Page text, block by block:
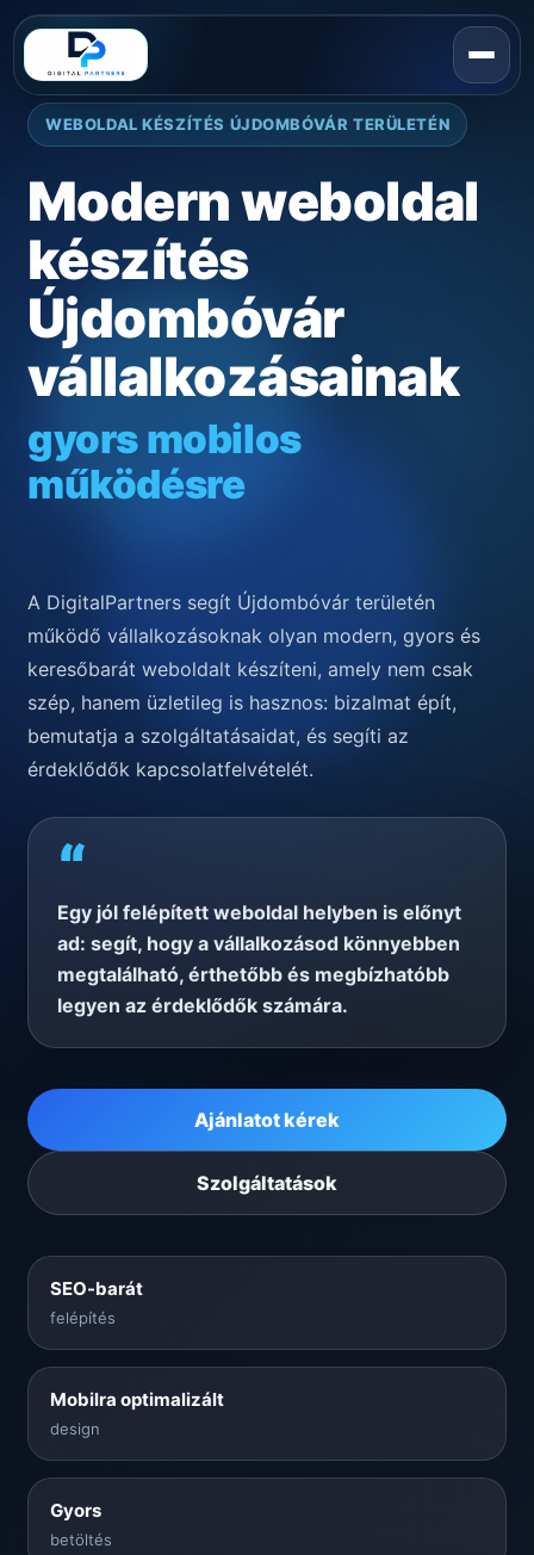
WEBOLDAL KÉSZÍTÉS ÚJDOMBÓVÁR TERÜLETÉN
Modern weboldal
készítés
Újdombóvár
vállalkozásainak
gyors mobilos
működésre
A DigitalPartners segít Újdombóvár területén
működő vállalkozásoknak olyan modern, gyors és
keresőbarát weboldalt készíteni, amely nem csak
szép, hanem üzletileg is hasznos: bizalmat épít,
bemutatja a szolgáltatásaidat, és segíti az
érdeklődők kapcsolatfelvételét.
“
Egy jól felépített weboldal helyben is előnyt
ad: segít, hogy a vállalkozásod könnyebben
megtalálható, érthetőbb és megbízhatóbb
legyen az érdeklődők számára.
Ajánlatot kérek
Szolgáltatások
SEO-barát
felépítés
Mobilra optimalizált
design
Gyors
betöltés